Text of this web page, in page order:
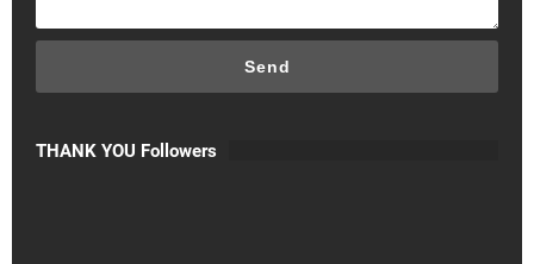
THANK YOU Followers